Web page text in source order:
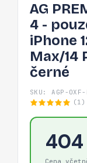
AG
4 -
iPhone
Max/14
černé
SKU: AGP-OXF-
(1)
404
Cena